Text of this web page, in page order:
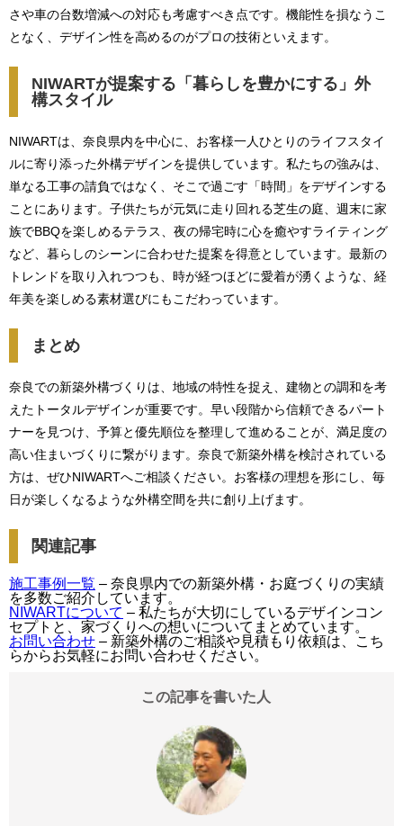
さや車の台数増減への対応も考慮すべき点です。機能性を損なうこ
となく、デザイン性を高めるのがプロの技術といえます。
NIWARTが提案する「暮らしを豊かにする」外
構スタイル
NIWARTは、奈良県内を中心に、お客様一人ひとりのライフスタイ
ルに寄り添った外構デザインを提供しています。私たちの強みは、
単なる工事の請負ではなく、そこで過ごす「時間」をデザインする
ことにあります。子供たちが元気に走り回れる芝生の庭、週末に家
族でBBQを楽しめるテラス、夜の帰宅時に心を癒やすライティング
など、暮らしのシーンに合わせた提案を得意としています。最新の
トレンドを取り入れつつも、時が経つほどに愛着が湧くような、経
年美を楽しめる素材選びにもこだわっています。
まとめ
奈良での新築外構づくりは、地域の特性を捉え、建物との調和を考
えたトータルデザインが重要です。早い段階から信頼できるパート
ナーを見つけ、予算と優先順位を整理して進めることが、満足度の
高い住まいづくりに繋がります。奈良で新築外構を検討されている
方は、ぜひNIWARTへご相談ください。お客様の理想を形にし、毎
日が楽しくなるような外構空間を共に創り上げます。
関連記事
施工事例一覧 – 奈良県内での新築外構・お庭づくりの実績
を多数ご紹介しています。
NIWARTについて – 私たちが大切にしているデザインコン
セプトと、家づくりへの想いについてまとめています。
お問い合わせ – 新築外構のご相談や見積もり依頼は、こち
らからお気軽にお問い合わせください。
この記事を書いた人